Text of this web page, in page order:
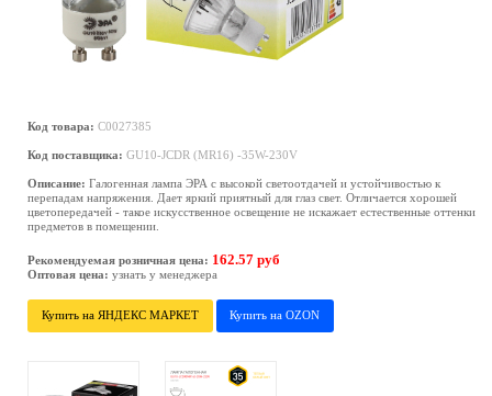
Код товара: C0027385
Код поставщика: GU10-JCDR (MR16) -35W-230V
Описание: Галогенная лампа ЭРА с высокой светоотдачей и устойчивостью к
перепадам напряжения. Дает яркий приятный для глаз свет. Отличается хорошей
цветопередачей - такое искусственное освещение не искажает естественные оттенки
предметов в помещении.
Рекомендуемая розничная цена: 162.57 руб
Оптовая цена: узнать у менеджера
Купить на ЯНДЕКС МАРКЕТ Купить на OZON